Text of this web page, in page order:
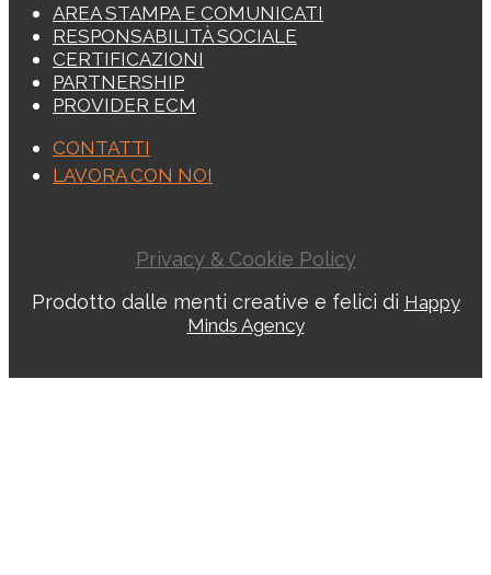
AREA STAMPA E COMUNICATI
RESPONSABILITÀ SOCIALE
CERTIFICAZIONI
PARTNERSHIP
PROVIDER ECM
CONTATTI
LAVORA CON NOI
Privacy & Cookie Policy
Prodotto dalle menti creative e felici di Happy
Minds Agency